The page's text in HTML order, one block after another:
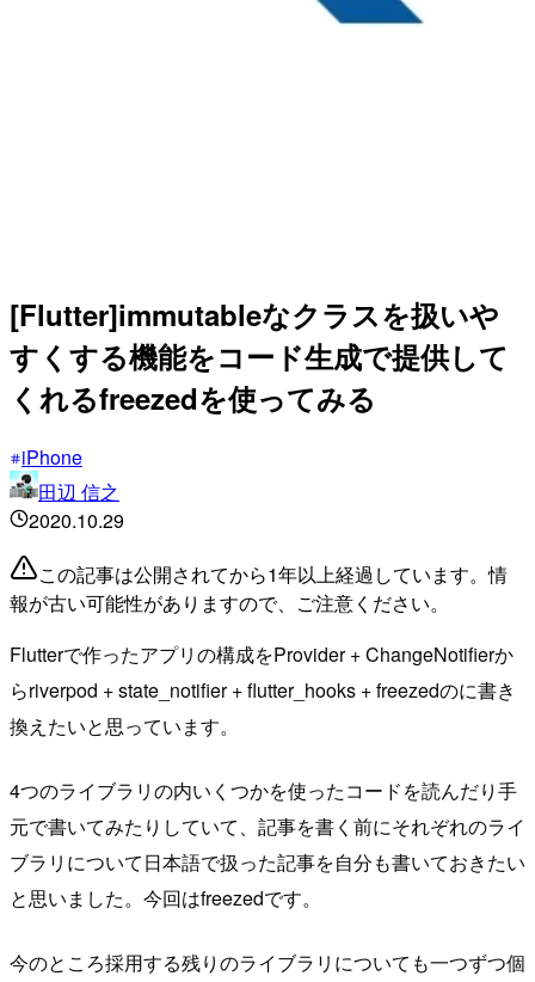
[Flutter]immutableなクラスを扱いや
すくする機能をコード生成で提供して
くれるfreezedを使ってみる
iPhone
田辺 信之
2020.10.29
この記事は公開されてから1年以上経過しています。情
報が古い可能性がありますので、ご注意ください。
Flutterで作ったアプリの構成をProvider + ChangeNotifierか
らriverpod + state_notifier + flutter_hooks + freezedのに書き
換えたいと思っています。
4つのライブラリの内いくつかを使ったコードを読んだり手
元で書いてみたりしていて、記事を書く前にそれぞれのライ
ブラリについて日本語で扱った記事を自分も書いておきたい
と思いました。今回はfreezedです。
今のところ採用する残りのライブラリについても一つずつ個